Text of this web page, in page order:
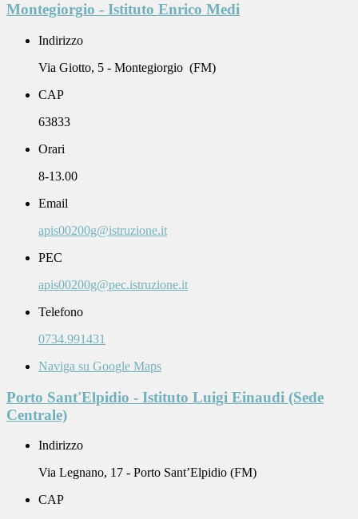
Montegiorgio - Istituto Enrico Medi
Indirizzo
Via Giotto, 5 - Montegiorgio (FM)
CAP
63833
Orari
8-13.00
Email
apis00200g@istruzione.it
PEC
apis00200g@pec.istruzione.it
Telefono
0734.991431
Naviga su Google Maps
Porto Sant'Elpidio - Istituto Luigi Einaudi (Sede
Centrale)
Indirizzo
Via Legnano, 17 - Porto Sant’Elpidio (FM)
CAP